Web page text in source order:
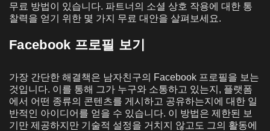
무료 방법이 있습니다. 파트너의 소셜 상호 작용에 대한 통
찰력을 얻기 위한 몇 가지 무료 대안을 살펴보세요.
Facebook 프로필 보기
가장 간단한 해결책은 남자친구의 Facebook 프로필을 보는
것입니다. 이를 통해 그가 누구와 소통하고 있는지, 플랫폼
에서 어떤 종류의 콘텐츠를 게시하고 공유하는지에 대한 일
반적인 아이디어를 얻을 수 있습니다. 이 방법은 제한된 보
기만 제공하지만 기술적 설정을 거치지 않고도 그의 활동에